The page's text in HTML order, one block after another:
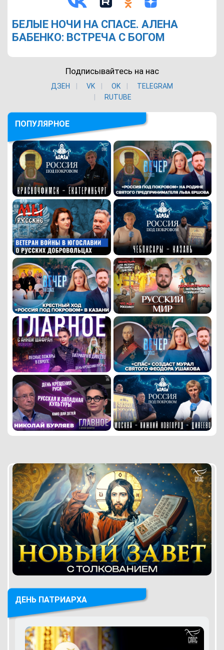
БЕЛЫЕ НОЧИ НА СПАСЕ. АЛЕНА
БАБЕНКО: ВСТРЕЧА С БОГОМ
Подписывайтесь на нас
ДЗЕН VK ОK
TELEGRAM
RUTUBE
ПОПУЛЯРНОЕ
ДЕНЬ ПАТРИАРХА